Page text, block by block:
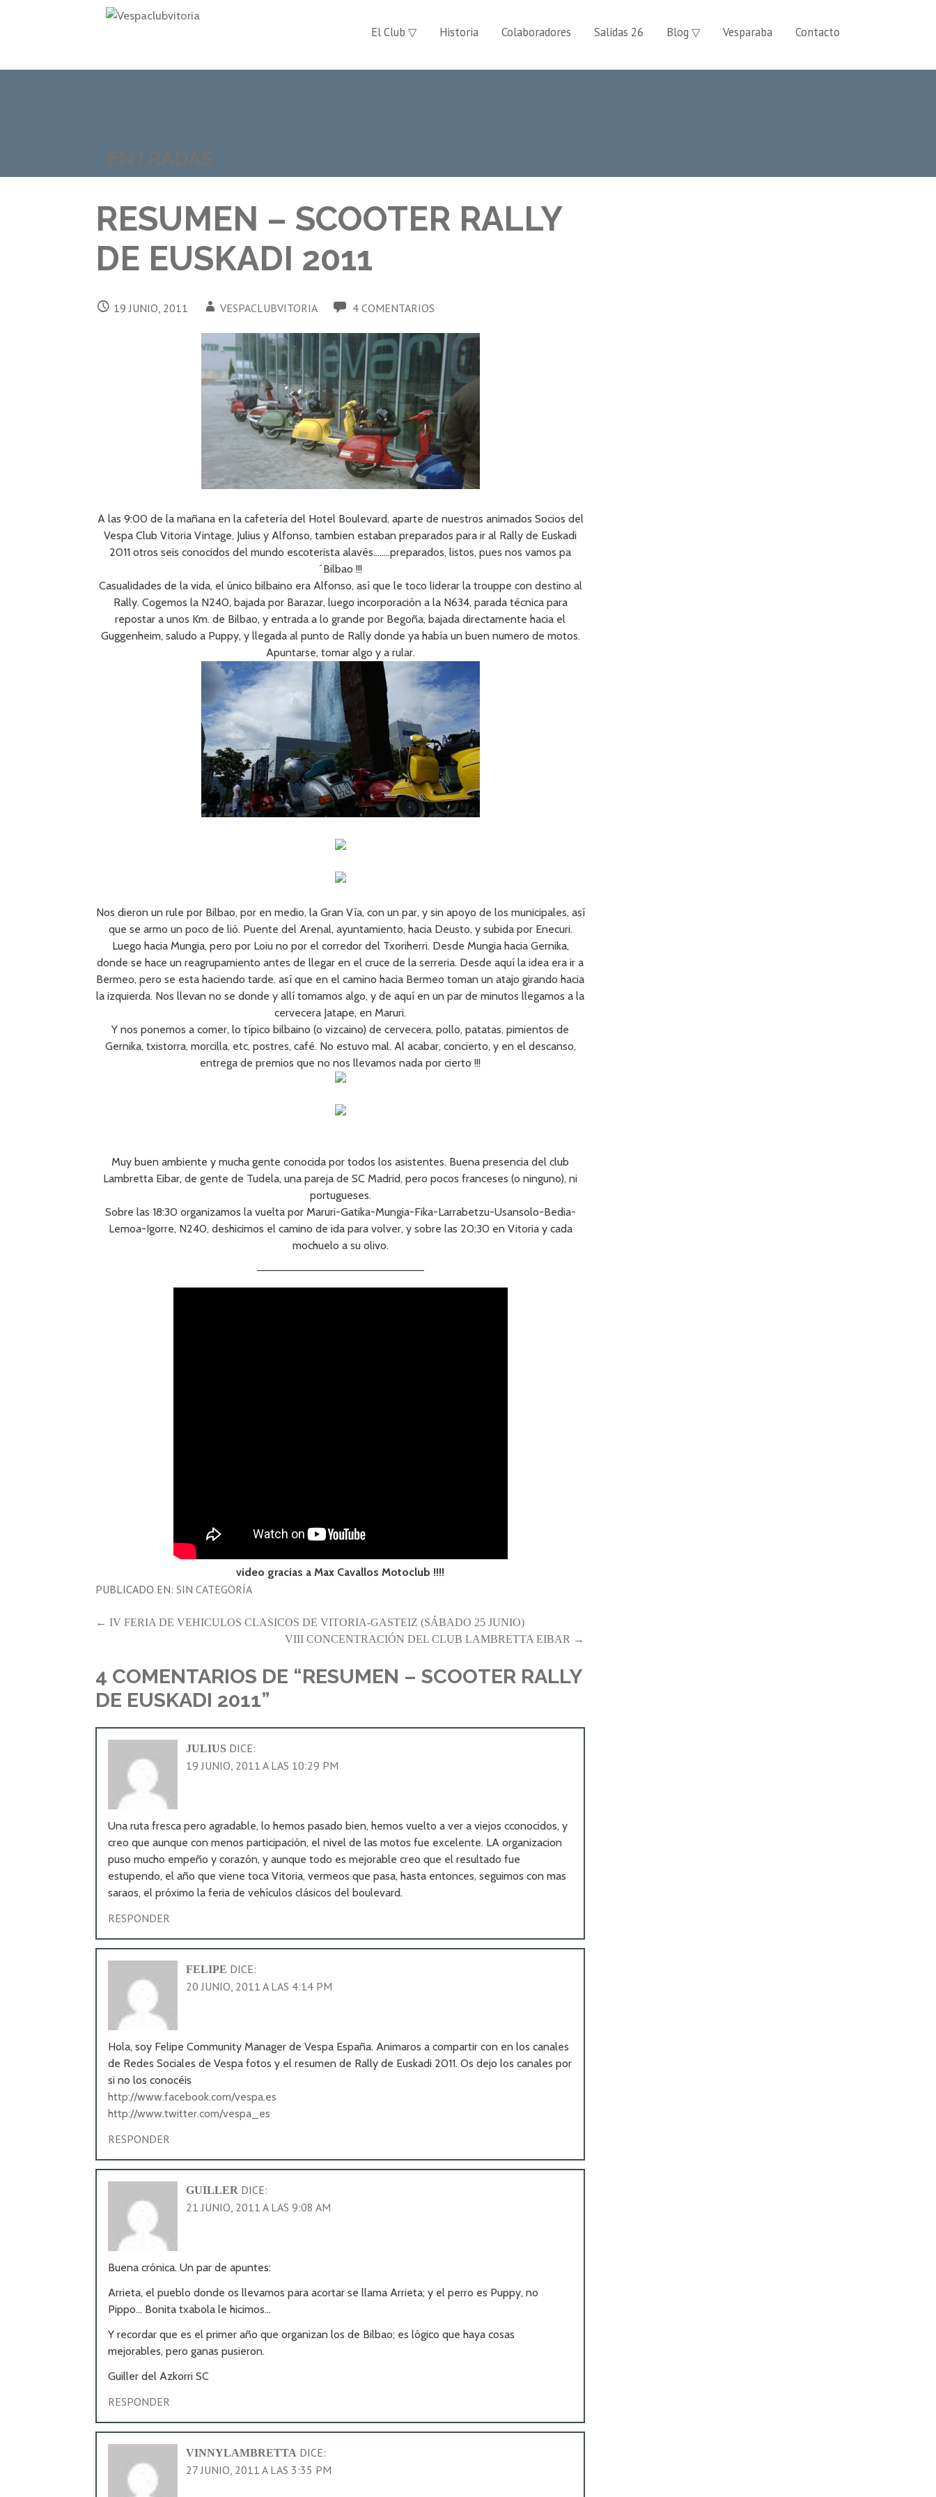
El Club ▽ Historia Colaboradores Salidas 26 Blog ▽ Vesparaba Contacto
RESUMEN – SCOOTER RALLY
DE EUSKADI 2011
19 JUNIO, 2011 VESPACLUBVITORIA 4 COMENTARIOS
A las 9:00 de la mañana en la cafetería del Hotel Boulevard, aparte de nuestros animados Socios del
Vespa Club Vitoria Vintage, Julius y Alfonso, tambien estaban preparados para ir al Rally de Euskadi
2011 otros seis conocidos del mundo escoterista alavés……..preparados, listos, pues nos vamos pa
´Bilbao !!!
Casualidades de la vida, el único bilbaino era Alfonso, así que le toco liderar la trouppe con destino al
Rally. Cogemos la N240, bajada por Barazar, luego incorporación a la N634, parada técnica para
repostar a unos Km. de Bilbao, y entrada a lo grande por Begoña, bajada directamente hacia el
Guggenheim, saludo a Puppy, y llegada al punto de Rally donde ya había un buen numero de motos.
Apuntarse, tomar algo y a rular.
Nos dieron un rule por Bilbao, por en medio, la Gran Vía, con un par, y sin apoyo de los municipales, así
que se armo un poco de lió. Puente del Arenal, ayuntamiento, hacia Deusto, y subida por Enecuri.
Luego hacia Mungia, pero por Loiu no por el corredor del Txoriherri. Desde Mungia hacia Gernika,
donde se hace un reagrupamiento antes de llegar en el cruce de la serreria. Desde aquí la idea era ir a
Bermeo, pero se esta haciendo tarde. así que en el camino hacia Bermeo toman un atajo girando hacia
la izquierda. Nos llevan no se donde y allí tomamos algo, y de aquí en un par de minutos llegamos a la
cervecera Jatape, en Maruri.
Y nos ponemos a comer, lo típico bilbaino (o vizcaino) de cervecera, pollo, patatas, pimientos de
Gernika, txistorra, morcilla, etc, postres, café. No estuvo mal. Al acabar, concierto, y en el descanso,
entrega de premios que no nos llevamos nada por cierto !!!
Muy buen ambiente y mucha gente conocida por todos los asistentes. Buena presencia del club
Lambretta Eibar, de gente de Tudela, una pareja de SC Madrid, pero pocos franceses (o ninguno), ni
portugueses.
Sobre las 18:30 organizamos la vuelta por Maruri-Gatika-Mungia-Fika-Larrabetzu-Usansolo-Bedia-
Lemoa-Igorre, N240, deshicimos el camino de ida para volver, y sobre las 20:30 en Vitoria y cada
mochuelo a su olivo.
—————————————————————–
video gracias a Max Cavallos Motoclub !!!!
PUBLICADO EN:SIN CATEGORÍA
NAVEGACIÓN
ENTRADAS
← IV FERIA DE VEHICULOS CLASICOS DE VITORIA-GASTEIZ (SÁBADO 25 JUNIO)
VIII CONCENTRACIÓN DEL CLUB LAMBRETTA EIBAR →
4 COMENTARIOS DE “RESUMEN – SCOOTER RALLY
DE EUSKADI 2011”
JULIUS DICE:
19 JUNIO, 2011 A LAS 10:29 PM
Una ruta fresca pero agradable, lo hemos pasado bien, hemos vuelto a ver a viejos cconocidos, y
creo que aunque con menos participación, el nivel de las motos fue excelente. LA organizacion
puso mucho empeño y corazón, y aunque todo es mejorable creo que el resultado fue
estupendo, el año que viene toca Vitoria, vermeos que pasa, hasta entonces, seguimos con mas
saraos, el próximo la feria de vehículos clásicos del boulevard.
RESPONDER
FELIPE DICE:
20 JUNIO, 2011 A LAS 4:14 PM
Hola, soy Felipe Community Manager de Vespa España. Animaros a compartir con en los canales
de Redes Sociales de Vespa fotos y el resumen de Rally de Euskadi 2011. Os dejo los canales por
si no los conocéis
http://www.facebook.com/vespa.es
http://www.twitter.com/vespa_es
RESPONDER
GUILLER DICE:
21 JUNIO, 2011 A LAS 9:08 AM
Buena crónica. Un par de apuntes:
Arrieta, el pueblo donde os llevamos para acortar se llama Arrieta; y el perro es Puppy, no
Pippo… Bonita txabola le hicimos…
Y recordar que es el primer año que organizan los de Bilbao; es lógico que haya cosas
mejorables, pero ganas pusieron.
Guiller del Azkorri SC
RESPONDER
VINNYLAMBRETTA DICE:
27 JUNIO, 2011 A LAS 3:35 PM